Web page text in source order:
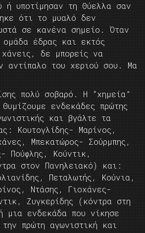
ή υποτίμησαν τη Θύελλα σαν
ότι το μυαλό δεν
σε κανένα σημείο. Όταν
ομάδα έδρας και εκτός
χάνεις, δε μπορείς να
αντίπαλο του χεριού σου. Μα
πολύ σοβαρό. Η “χημεία”
ενδεκάδες πρώτης
και βγάλτε τα
Κουτογλίδης- Μαρίνος,
Μπεκατώρος- Σούρμπης,
Πούφλης, Κούντικ,
στον Πανηλειακό) και:
Πεταλωτής, Κούνια,
Ντάσης, Γιοχάνες-
Ζυγκερίδης (κόντρα στη
μια ενδεκάδα που νίκησε
πρώτη αγωνιστική και